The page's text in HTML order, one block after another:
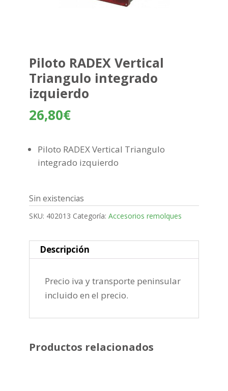
Piloto RADEX Vertical
Triangulo integrado
izquierdo
26,80€
Piloto RADEX Vertical Triangulo
integrado izquierdo
Sin existencias
SKU: 402013 Categoría: Accesorios remolques
Descripción
Precio iva y transporte peninsular
incluido en el precio.
Productos relacionados